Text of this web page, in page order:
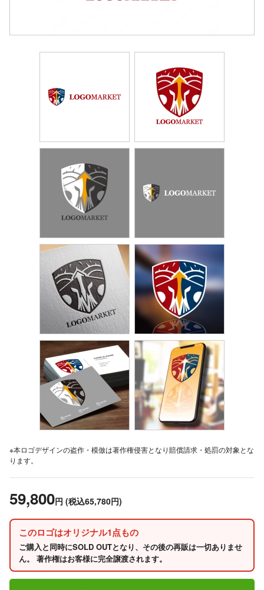
※本ロゴデザインの盗作・模倣は著作権侵害となり賠償請求・処罰の対象とな
ります。
59,800円 (税込65,780円)
このロゴはオリジナル1点もの
ご購入と同時にSOLD OUTとなり、その後の再販は一切ありませ
ん。 著作権はお客様に完全譲渡されます。